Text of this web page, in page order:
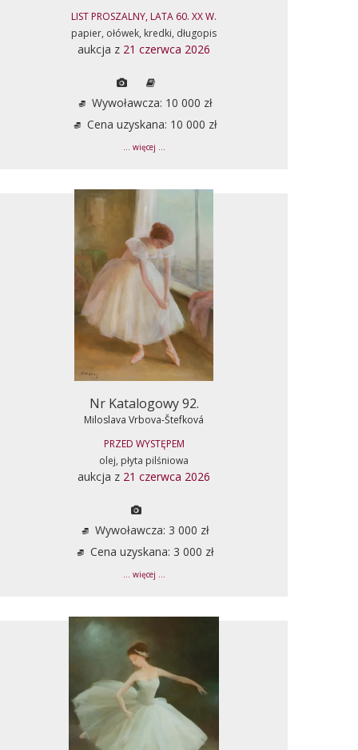
LIST PROSZALNY, LATA 60. XX W.
papier, ołówek, kredki, długopis
aukcja z 21 czerwca 2026
Wywoławcza: 10 000 zł
Cena uzyskana: 10 000 zł
... więcej ...
Nr Katalogowy 92.
Miloslava Vrbova-Štefková
PRZED WYSTĘPEM
olej, płyta pilśniowa
aukcja z 21 czerwca 2026
Wywoławcza: 3 000 zł
Cena uzyskana: 3 000 zł
... więcej ...